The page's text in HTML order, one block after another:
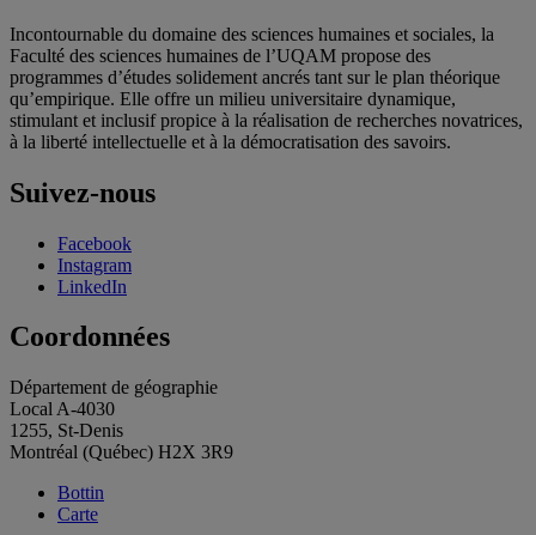
Incontournable du domaine des sciences humaines et sociales, la
Faculté des sciences humaines de l’UQAM propose des
programmes d’études solidement ancrés tant sur le plan théorique
qu’empirique. Elle offre un milieu universitaire dynamique,
stimulant et inclusif propice à la réalisation de recherches novatrices,
à la liberté intellectuelle et à la démocratisation des savoirs.
Suivez-nous
Facebook
Instagram
LinkedIn
Coordonnées
Département de géographie
Local A-4030
1255, St-Denis
Montréal (Québec) H2X 3R9
Bottin
Carte